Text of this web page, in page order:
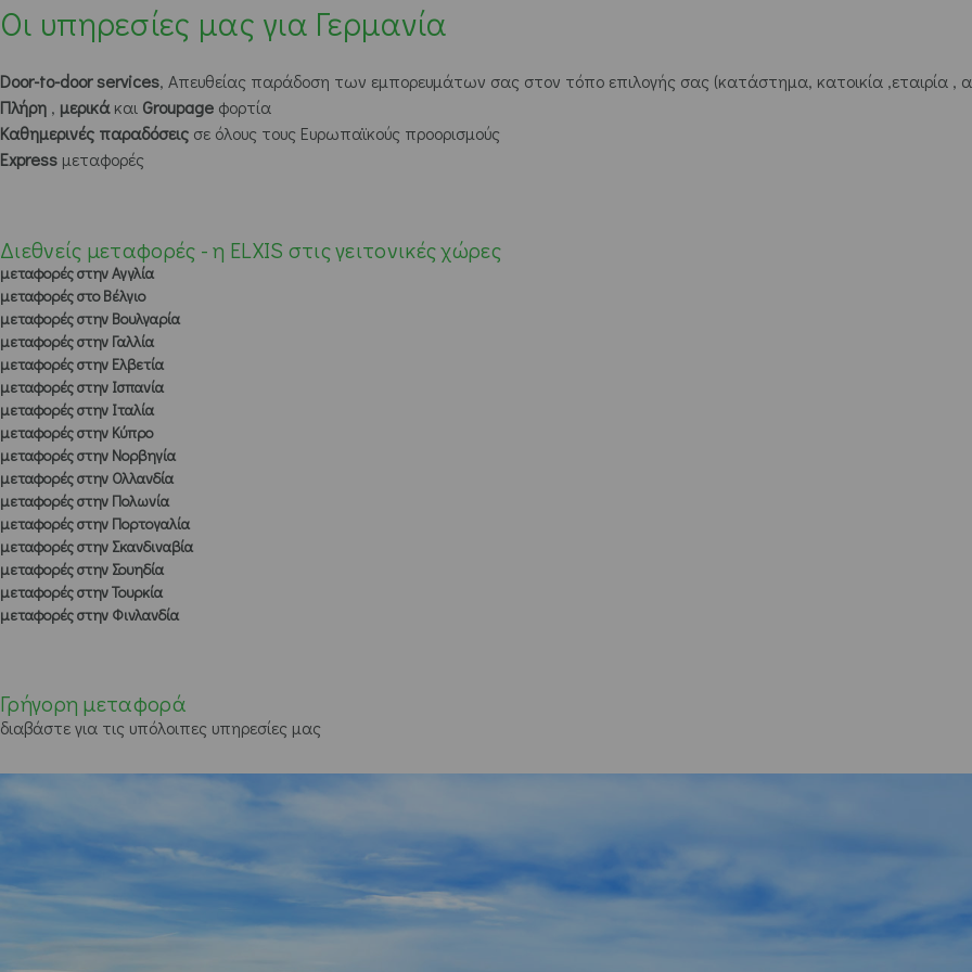
Οι υπηρεσίες μας για Γερμανία
Door-to-door services, Απευθείας παράδοση των εμπορευμάτων σας στον τόπο επιλογής σας (κατάστημα, κατοικία ,εταιρία ,
Πλήρη , μερικάκαι Groupage φορτία
Καθημερινές παραδόσεις σε όλους τους Ευρωπαϊκούς προορισμούς
Express μεταφορές
Διεθνείς μεταφορές - η ELXIS στις γειτονικές χώρες
μεταφορές στην Αγγλία
μεταφορές στο Βέλγιο
μεταφορές στην Βουλγαρία
μεταφορές στην Γαλλία
μεταφορές στην Ελβετία
μεταφορές στην Ισπανία
μεταφορές στην Ιταλία
μεταφορές στην Κύπρο
μεταφορές στην Νορβηγία
μεταφορές στην Ολλανδία
μεταφορές στην Πολωνία
μεταφορές στην Πορτογαλία
μεταφορές στην Σκανδιναβία
μεταφορές στην Σουηδία
μεταφορές στην Τουρκία
μεταφορές στην Φινλανδία
Γρήγορη μεταφορά
διαβάστε για τις υπόλοιπες υπηρεσίες μας